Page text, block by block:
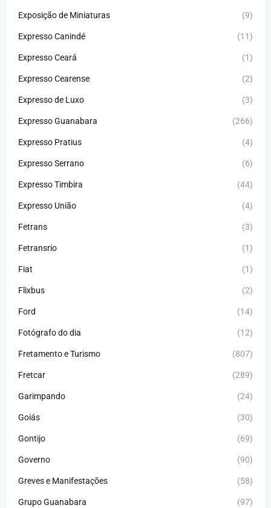
Exposição de Miniaturas (9)
Expresso Canindé (11)
Expresso Ceará (1)
Expresso Cearense (2)
Expresso de Luxo (3)
Expresso Guanabara (266)
Expresso Pratius (4)
Expresso Serrano (6)
Expresso Timbira (44)
Expresso União (4)
Fetrans (3)
Fetransrio (1)
Fiat (1)
Flixbus (2)
Ford (14)
Fotógrafo do dia (12)
Fretamento e Turismo (807)
Fretcar (289)
Garimpando (24)
Goiás (30)
Gontijo (69)
Governo (90)
Greves e Manifestações (58)
Grupo Guanabara (97)